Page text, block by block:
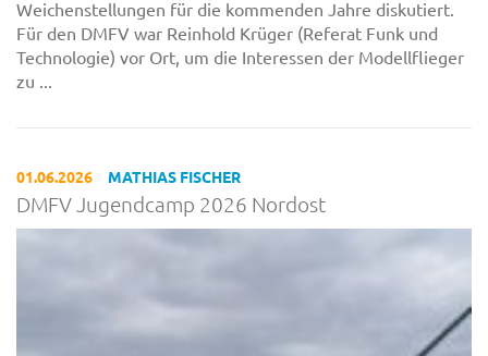
Weichenstellungen für die kommenden Jahre diskutiert.
Für den DMFV war Reinhold Krüger (Referat Funk und
Technologie) vor Ort, um die Interessen der Modellflieger
zu ...
01.06.2026 MATHIAS FISCHER
DMFV Jugendcamp 2026 Nordost